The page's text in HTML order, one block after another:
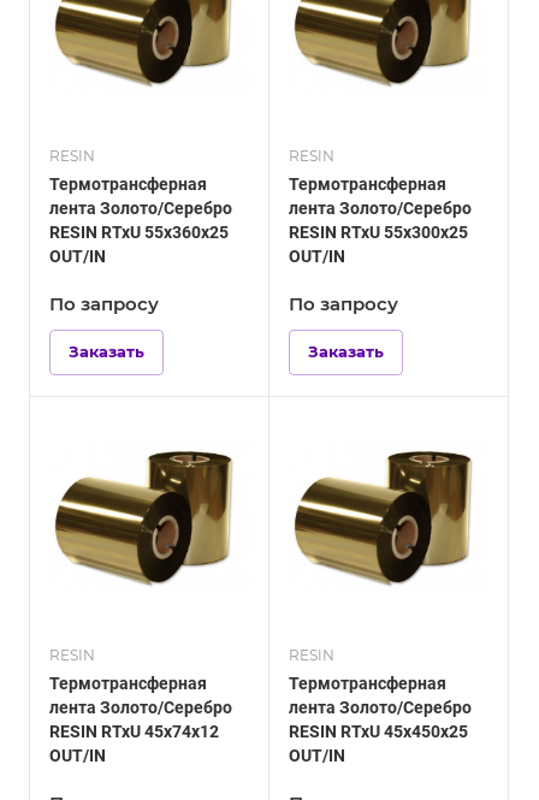
RESIN
Термотрансферная
лента Золото/Серебро
RESIN RTxU 55х360х25
OUT/IN
По запросу
Заказать
RESIN
Термотрансферная
лента Золото/Серебро
RESIN RTxU 55х300х25
OUT/IN
По запросу
Заказать
RESIN
Термотрансферная
лента Золото/Серебро
RESIN RTxU 45х74х12
OUT/IN
RESIN
Термотрансферная
лента Золото/Серебро
RESIN RTxU 45х450х25
OUT/IN